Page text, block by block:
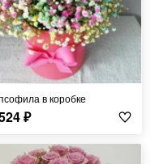
в коробке
₽